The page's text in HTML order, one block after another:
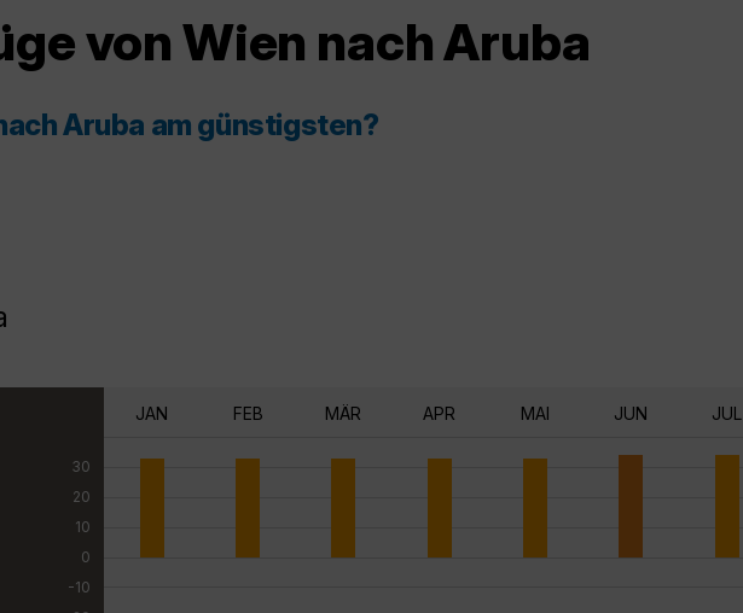
von Wien nach Aruba
Aruba am günstigsten?
30
20
10
0
-10
JAN FEB MÄR APR MAI JUN JUL